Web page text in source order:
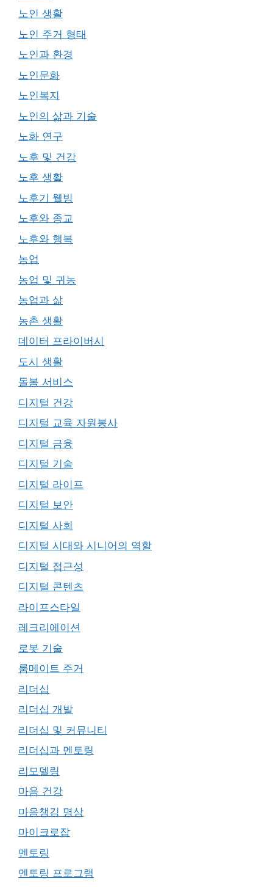
노인 생활
노인 주거 형태
노인과 환경
노인문화
노인복지
노인의 삶과 기술
노화 연구
노후 및 건강
노후 생활
노후기 웰빙
노후와 종교
노후와 행복
농업
농업 및 귀농
농업과 삶
농촌 생활
데이터 프라이버시
도시 생활
돌봄 서비스
디지털 건강
디지털 교육 자원봉사
디지털 금융
디지털 기술
디지털 라이프
디지털 보안
디지털 사회
디지털 시대와 시니어의 역할
디지털 접근성
디지털 콘텐츠
라이프스타일
레크리에이션
로봇 기술
룸메이트 주거
리더십
리더십 개발
리더십 및 커뮤니티
리더십과 멘토링
리모델링
마음 건강
마음챙김 명상
마이크로잡
멘토링
멘토링 프로그램